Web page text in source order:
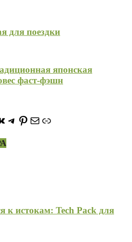
для поездки
японская
фаст-фэшн
vk.com/
https://t.me/stoneforest
https://
ПочтаСсылка
к истокам: Tech Pack для